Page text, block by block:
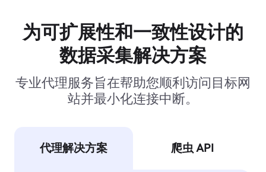
为可扩展性和一致性设计的
数据采集解决方案
专业代理服务旨在帮助您顺利访问目标网
站并最小化连接中断。
代理解决方案 爬虫 API